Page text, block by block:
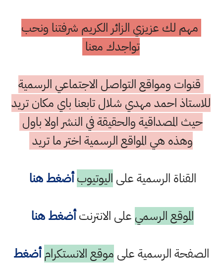
مهم لك عزيزي الزائر الكريم شرفتنا ونحب
تواجدك معنا
قنوات ومواقع التواصل الاجتماعي الرسمية
للاستاذ احمد مهدي شلال تابعنا باي مكان تريد
حيث المصداقية والحقيقة في النشر اولا باول
وهذه هي المواقع الرسمية اختر ما تريد
القناة الرسمية على اليوتيوب أضغط هنا
الموقع الرسمي على الانترنتأضغط هنا
الصفحة الرسمية على موقع الانستكرام أضغط